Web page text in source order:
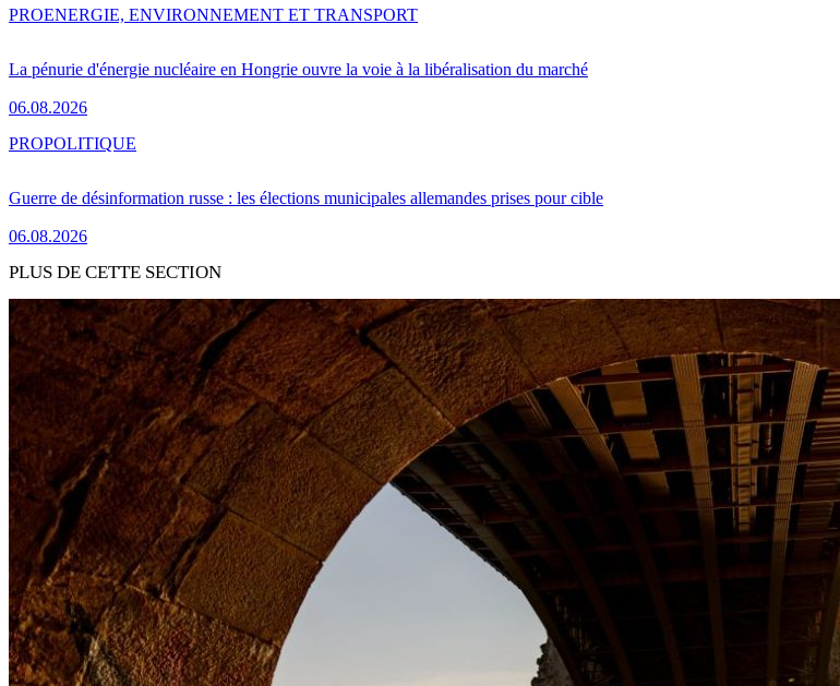
La pénurie d'énergie nucléaire en Hongrie ouvre la voie à la libéralisation du marché
06.08.2026
PROENERGIE, ENVIRONNEMENT ET TRANSPORT
Guerre de désinformation russe : les élections municipales allemandes prises pour cible
06.08.2026
PROPOLITIQUE
PLUS DE CETTE SECTION